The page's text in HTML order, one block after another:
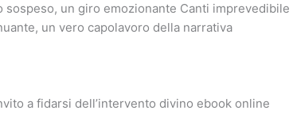
un giro emozionante Canti imprevedibile
un vero capolavoro della narrativa
a fidarsi dell’intervento divino ebook online